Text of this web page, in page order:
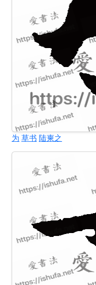
为 草书 陆柬之